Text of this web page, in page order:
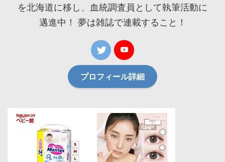
を北海道に移し、血統調査員として執筆活動に
邁進中！ 夢は雑誌で連載すること！
プロフィール詳細